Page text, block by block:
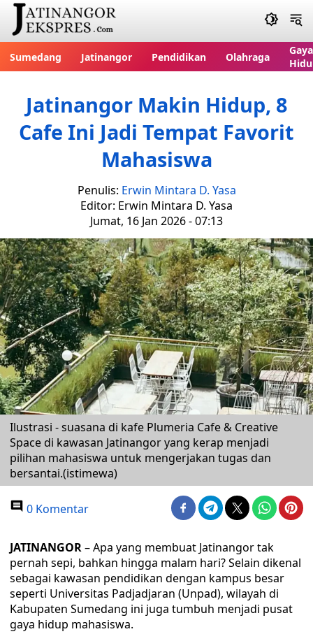
Sumedang Jatinangor Pendidikan Olahraga
Gaya
Jatinangor Makin Hidup, 8
Cafe Ini Jadi Tempat Favorit
Mahasiswa
Penulis: Erwin Mintara D. Yasa
Editor: Erwin Mintara D. Yasa
Jumat, 16 Jan 2026 - 07:13
Ilustrasi - suasana di kafe Plumeria Cafe & Creative
Space di kawasan Jatinangor yang kerap menjadi
pilihan mahasiswa untuk mengerjakan tugas dan
bersantai.(istimewa)
0 Komentar
JATINANGOR– Apa yang membuat Jatinangor tak
pernah sepi, bahkan hingga malam hari? Selain dikenal
sebagai kawasan pendidikan dengan kampus besar
seperti Universitas Padjadjaran (Unpad), wilayah di
Kabupaten Sumedang ini juga tumbuh menjadi pusat
gaya hidup mahasiswa.